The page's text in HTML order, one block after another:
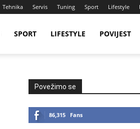
Tehnika Servis Tuning Sport Lifestyle
SPORT LIFESTYLE POVIJEST
Povežimo se
86,315 Fans